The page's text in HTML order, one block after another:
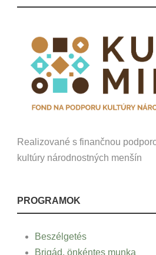
Realizované s finančnou
kultúry národnostných menšín
PROGRAMOK
Beszélgetés
Brigád, önkéntes munka